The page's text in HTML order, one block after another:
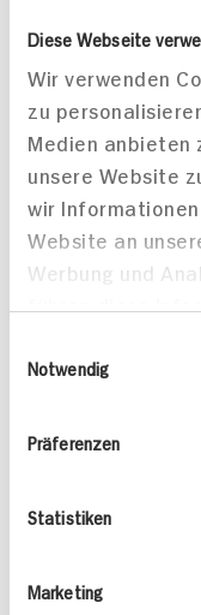
Diese Webseite
Wir verwenden
zu
Medien anbieten
unsere Website
wir
Website an
Werbung und
bereitgestellt
Notwendig
Präferenzen
Statistiken
Marketing
Wolfsbarsch im
Salzmantel
55 min
711 kcal p. Portion
Leicht
Spaghetti Putanesca
Leicht